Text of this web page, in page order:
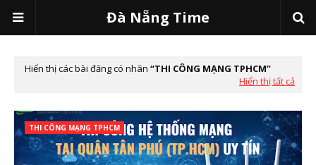
Đà Nẵng Time
Hiển thị các bài đăng có nhãn
THI CÔNG MẠNG TPHCM
Hiển thị tất cả
THI CÔNG MẠNG TPHCM